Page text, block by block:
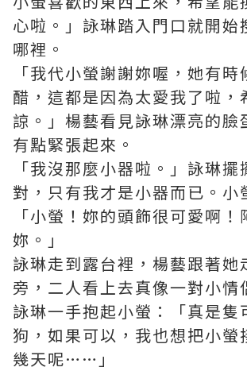
心啦。」詠琳踏入門口就開始
哪裡。
「我代小螢謝謝妳喔，她有
醋，這都是因為太愛我了啦，
諒。」楊藝看見詠琳漂亮的臉
有點緊張起來。
「我沒那麼小器啦。」詠琳擺
對，只有我才是小器而已。小
「小螢！妳的頭飾很可愛啊！
妳。」
詠琳走到露台裡，楊藝跟著她
旁，二人看上去真像一對小情
詠琳一手抱起小螢：「真是隻
狗，如果可以，我也想把小螢
幾天呢……」